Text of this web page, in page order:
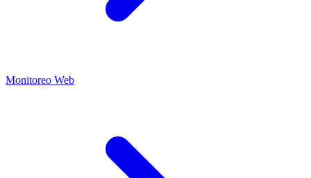
Monitoreo Web